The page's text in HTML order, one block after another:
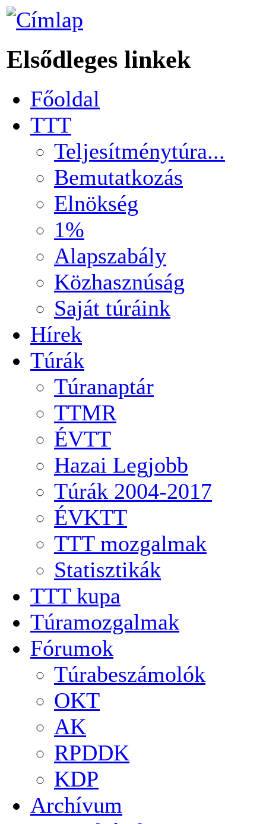
Elsődleges linkek
Főoldal
TTT
Teljesítménytúra...
Bemutatkozás
Elnökség
1%
Alapszabály
Közhasznúság
Saját túráink
Hírek
Túrák
Túranaptár
TTMR
ÉVTT
Hazai Legjobb
Túrák 2004-2017
ÉVKTT
TTT mozgalmak
Statisztikák
TTT kupa
Túramozgalmak
Fórumok
Túrabeszámolók
OKT
AK
RPDDK
KDP
Archívum